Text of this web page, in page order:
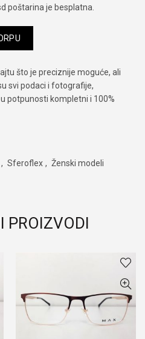
poštarina je besplatna.
što je preciznije moguće, ali
svi podaci i fotografije,
potpunosti kompletni i 100%
, Sferoflex , Ženski modeli
PROIZVODI